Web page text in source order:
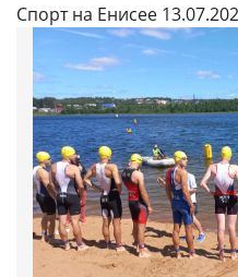
Спорт на Енисее